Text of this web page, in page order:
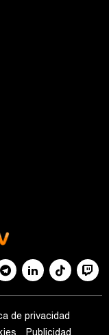
de privacidad
Publicidad